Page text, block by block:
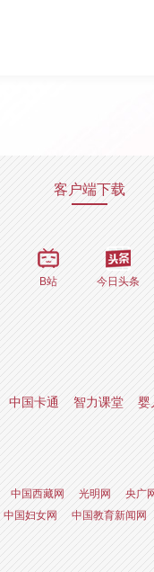
客户端下载
B站 今日头条
中国卡通 智力课堂 婴
中国西藏网 光明网 央广
中国妇女网 中国教育新闻网